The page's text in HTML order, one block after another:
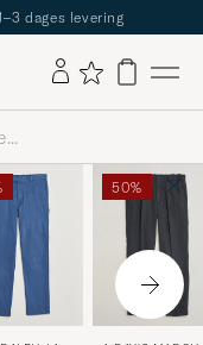
dages levering
50%